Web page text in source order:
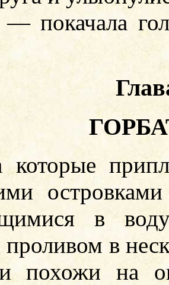
покачала
в
проливом в
похожи на